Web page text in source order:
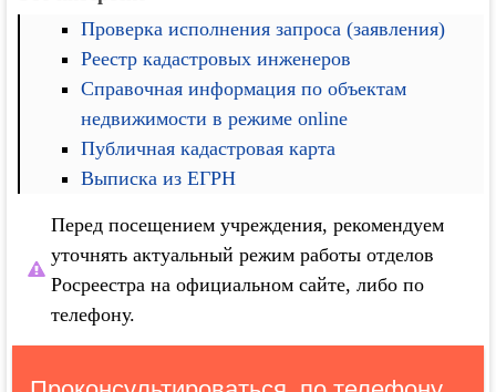
Проверка исполнения запроса (заявления)
Реестр кадастровых инженеров
Справочная информация по объектам
недвижимости в режиме online
Публичная кадастровая карта
Выписка из ЕГРН
Перед посещением учреждения, рекомендуем
уточнять актуальный режим работы отделов
Росреестра на официальном сайте, либо по
телефону.